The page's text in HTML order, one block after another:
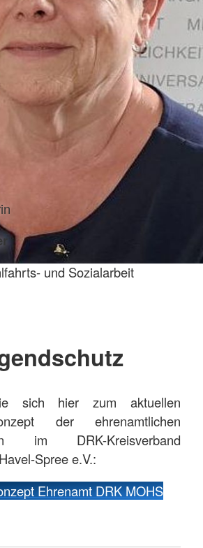
und Sozialarbeit
sich hier zum aktuellen
der ehrenamtlichen
im DRK-Kreisverband
Spree e.V.:
Ehrenamt DRK MOHS